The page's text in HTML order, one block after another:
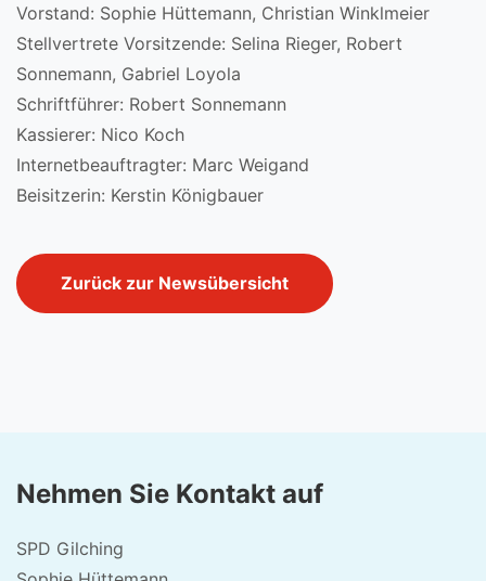
Vorstand: Sophie Hüttemann, Christian Winklmeier
Stellvertrete Vorsitzende: Selina Rieger, Robert
Sonnemann, Gabriel Loyola
Schriftführer: Robert Sonnemann
Kassierer: Nico Koch
Internetbeauftragter: Marc Weigand
Beisitzerin: Kerstin Königbauer
Zurück zur Newsübersicht
Nehmen Sie Kontakt auf
SPD Gilching